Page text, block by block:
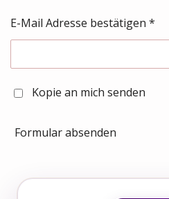
E-Mail Adresse bestätigen *
Kopie an mich senden
Formular absenden